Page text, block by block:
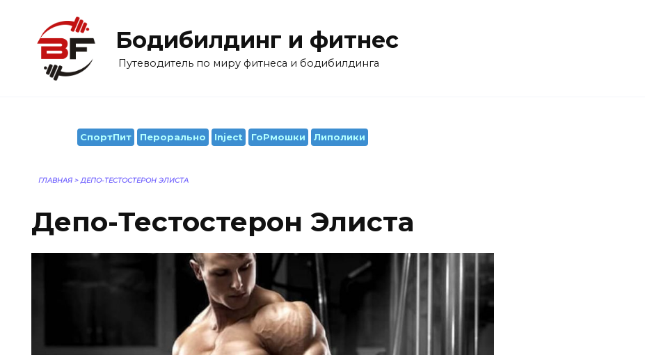
содержанию
Бодибилдинг и фитнес
Путеводитель по миру фитнеса и бодибилдинга
СпортПит Перорально Inject ГоРмошки Липолики
ГЛАВНАЯ > ДЕПО-ТЕСТОСТЕРОН ЭЛИСТА
Депо-Тестостерон Элиста